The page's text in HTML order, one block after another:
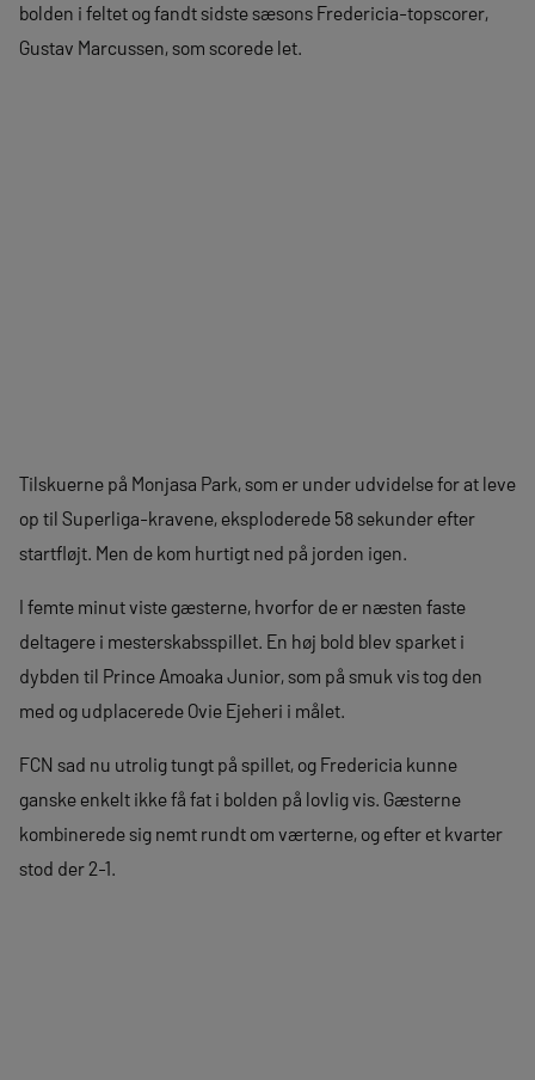
bolden i feltet og fandt sidste sæsons Fredericia-topscorer,
Gustav Marcussen, som scorede let.
Tilskuerne på Monjasa Park, som er under udvidelse for at leve
op til Superliga-kravene, eksploderede 58 sekunder efter
startfløjt. Men de kom hurtigt ned på jorden igen.
I femte minut viste gæsterne, hvorfor de er næsten faste
deltagere i mesterskabsspillet. En høj bold blev sparket i
dybden til Prince Amoaka Junior, som på smuk vis tog den
med og udplacerede Ovie Ejeheri i målet.
FCN sad nu utrolig tungt på spillet, og Fredericia kunne
ganske enkelt ikke få fat i bolden på lovlig vis. Gæsterne
kombinerede sig nemt rundt om værterne, og efter et kvarter
stod der 2-1.